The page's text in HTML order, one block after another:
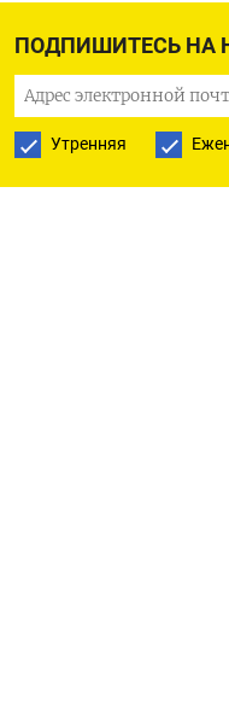
ПОДПИШИТЕСЬ НА
Утренняя
При этом они
согласие на
был захват второго